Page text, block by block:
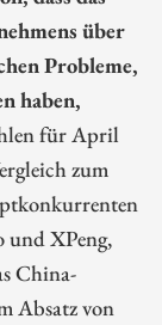
über
Probleme,
haben,
für April
zum
XPeng,
China-
Absatz von